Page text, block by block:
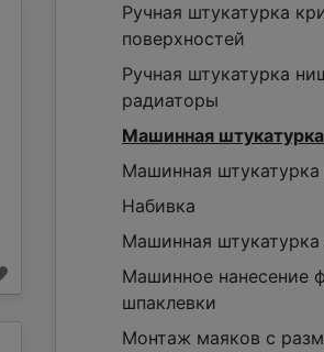
Ручная штукатурка
поверхностей
Ручная штукатурка
радиаторы
Машинная
Машинная штукатурка
Набивка
Машинная штукатурка
Машинное нанесение
шпаклевки
Монтаж маяков с